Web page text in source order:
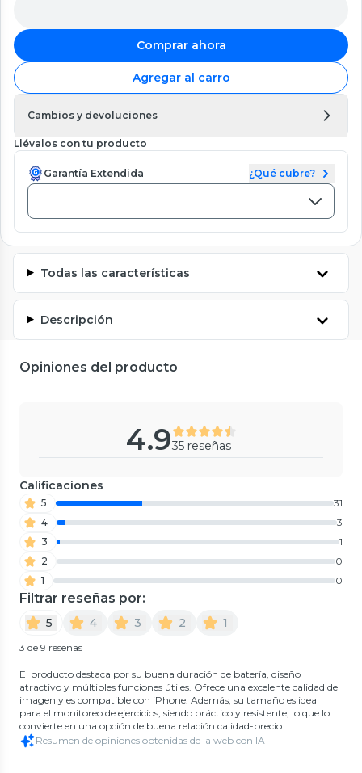
Comprar ahora
Agregar al carro
Cambios y devoluciones
Llévalos con tu producto
Garantía Extendida ¿Qué cubre?
Todas las características
Descripción
Opiniones del producto
4.935 reseñas
Calificaciones
5
31
4
3
3
1
2
0
1
0
Filtrar reseñas por:
5 4 3 2 1
3 de 9 reseñas
El producto destaca por su buena duración de batería, diseño
atractivo y múltiples funciones útiles. Ofrece una excelente calidad de
imagen y es compatible con iPhone. Además, su tamaño es ideal
para el monitoreo de ejercicios, siendo práctico y resistente, lo que lo
convierte en una opción de buena relación calidad-precio.
Resumen de opiniones obtenidas de la web con IA